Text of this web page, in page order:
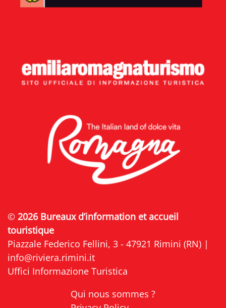
© 2026 Bureaux d’information et accueil
touristique
Piazzale Federico Fellini, 3 - 47921 Rimini (RN) |
info@riviera.rimini.it
Uffici Informazione Turistica
Qui nous sommes ?